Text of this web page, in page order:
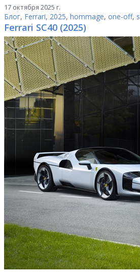
17 октября 2025 г.
Блог, Ferrari, 2025, hommage, one-off,
Ferrari SC40 (2025)